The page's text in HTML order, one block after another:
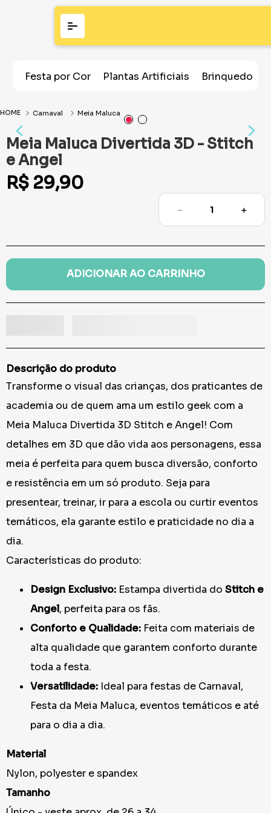
Festa por Cor Plantas Artificiais Brinquedos
Carnaval Meia Maluca
Meia Maluca Divertida 3D - Stitch
e Angel
R$ 29,90
＋
－
ADICIONAR AO CARRINHO
Descrição do produto
Transforme o visual das crianças, dos praticantes de
academia ou de quem ama um estilo geek com a
Meia Maluca Divertida 3D Stitch e Angel! Com
detalhes em 3D que dão vida aos personagens, essa
meia é perfeita para quem busca diversão, conforto
e resistência em um só produto. Seja para
presentear, treinar, ir para a escola ou curtir eventos
temáticos, ela garante estilo e praticidade no dia a
dia.
Características do produto:
Design Exclusivo: Estampa divertida do Stitch e
Angel, perfeita para os fãs.
Conforto e Qualidade: Feita com materiais de
alta qualidade que garantem conforto durante
toda a festa.
Versatilidade: Ideal para festas de Carnaval,
Festa da Meia Maluca, eventos temáticos e até
para o dia a dia.
Material
Nylon, polyester e spandex
Tamanho